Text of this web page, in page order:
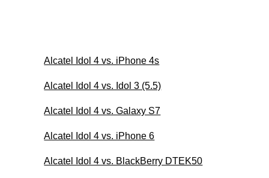
Alcatel Idol 4 vs. iPhone 4s
Alcatel Idol 4 vs. Idol 3 (5.5)
Alcatel Idol 4 vs. Galaxy S7
Alcatel Idol 4 vs. iPhone 6
Alcatel Idol 4 vs. BlackBerry DTEK50